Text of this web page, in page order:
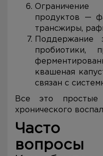
Ограничение
продуктов —
трансжиры,
Поддержание
пробиотики,
квашеная
связан с
Все это простые
хронического
Часто
вопросы